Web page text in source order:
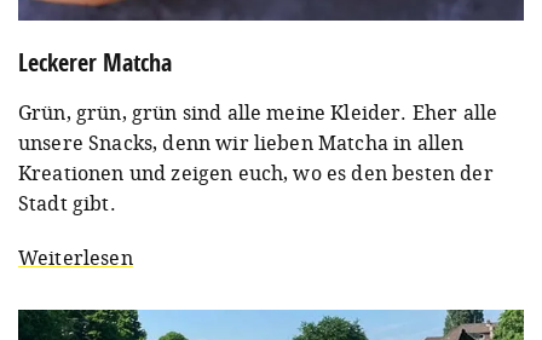
Leckerer Matcha
Grün, grün, grün sind alle meine Kleider. Eher alle
unsere Snacks, denn wir lieben Matcha in allen
Kreationen und zeigen euch, wo es den besten der
Stadt gibt.
Weiterlesen